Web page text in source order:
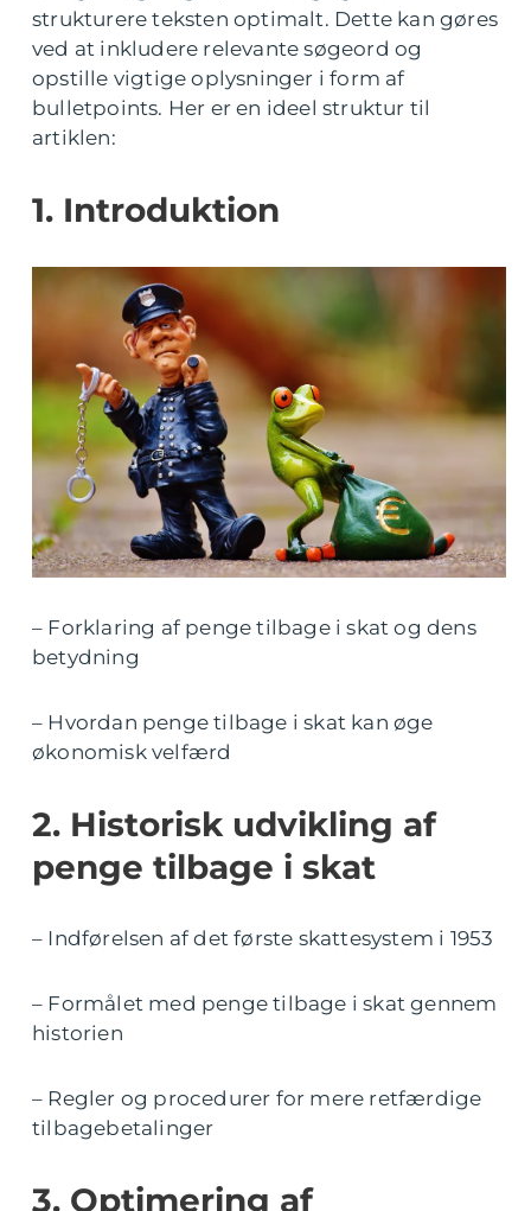
strukturere teksten optimalt. Dette kan gøres
ved at inkludere relevante søgeord og
opstille vigtige oplysninger i form af
bulletpoints. Her er en ideel struktur til
artiklen:
1. Introduktion
– Forklaring af penge tilbage i skat og dens
betydning
– Hvordan penge tilbage i skat kan øge
økonomisk velfærd
2. Historisk udvikling af
penge tilbage i skat
– Indførelsen af det første skattesystem i 1953
– Formålet med penge tilbage i skat gennem
historien
– Regler og procedurer for mere retfærdige
tilbagebetalinger
3. Optimering af